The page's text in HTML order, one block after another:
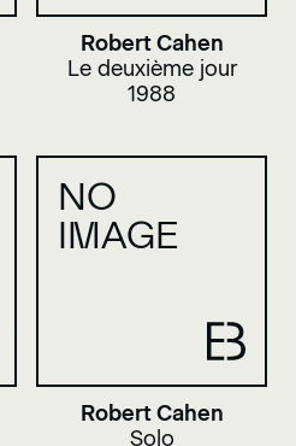
Robert Cahen
Le deuxième jour
1988
NO
IMAGE
Robert Cahen
Solo